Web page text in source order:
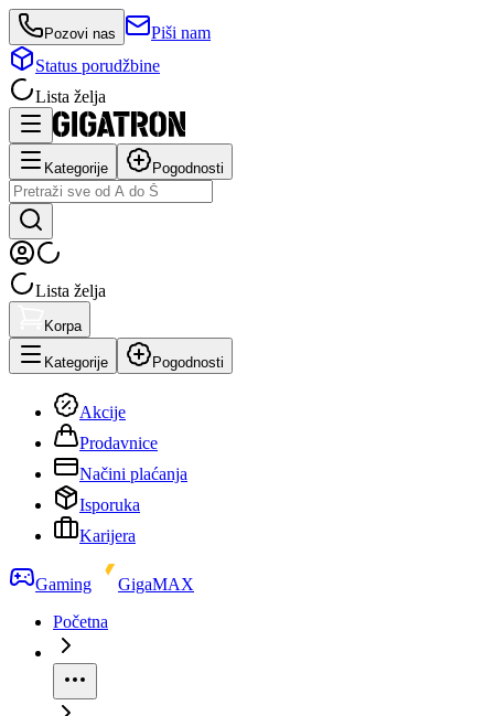
Pozovi nas
Piši nam
Status porudžbine
Lista želja
Kategorije Pogodnosti
Lista želja
Korpa
Kategorije Pogodnosti
Akcije
Prodavnice
Načini plaćanja
Isporuka
Karijera
Gaming
GigaMAX
Početna